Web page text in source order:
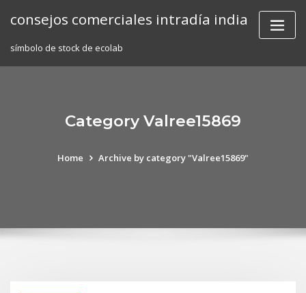
consejos comerciales intradía india
símbolo de stock de ecolab
Category Valree15869
Home Archive by category "Valree15869"